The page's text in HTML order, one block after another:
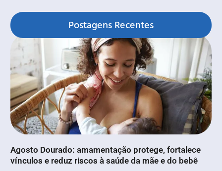
Postagens Recentes
Agosto Dourado: amamentação protege, fortalece
vínculos e reduz riscos à saúde da mãe e do bebê